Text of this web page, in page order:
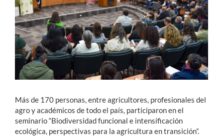
Funcionarios
Alumni
English
Más de 170 personas, entre agricultores, profesionales del
agro y académicos de todo el país, participaron en el
seminario “Biodiversidad funcional e intensificación
ecológica, perspectivas para la agricultura en transición”.